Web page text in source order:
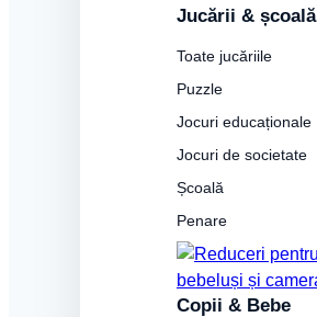
Jucării & școală
Toate jucăriile
Puzzle
Jocuri educaționale
Jocuri de societate
Școală
Penare
Copii & Bebe